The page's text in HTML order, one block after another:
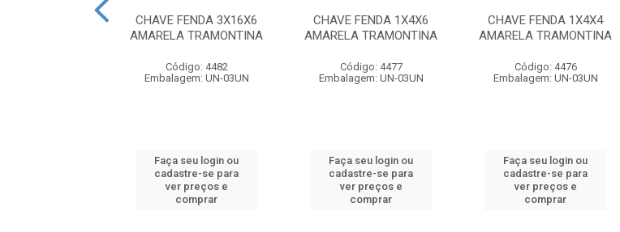
CHAVE FENDA 3X16X6
AMARELA TRAMONTINA
Código: 4482
Embalagem: UN-03UN
Faça seu login ou
cadastre-se para
ver preços e
comprar
CHAVE FENDA 1X4X6
AMARELA TRAMONTINA
Código: 4477
Embalagem: UN-03UN
Faça seu login ou
cadastre-se para
ver preços e
comprar
CHAVE FENDA 1X4X4
AMARELA TRAMONTINA
Código: 4476
Embalagem: UN-03UN
Faça seu login ou
cadastre-se para
ver preços e
comprar